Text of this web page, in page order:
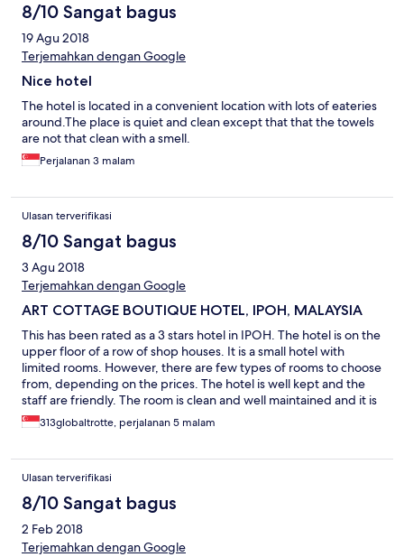
8/10 Sangat bagus
19 Agu 2018
Terjemahkan dengan Google
Nice hotel
The hotel is located in a convenient location with lots of eateries
around.The place is quiet and clean except that that the towels
are not that clean with a smell.
Perjalanan 3 malam
Ulasan terverifikasi
8/10 Sangat bagus
3 Agu 2018
Terjemahkan dengan Google
ART COTTAGE BOUTIQUE HOTEL, IPOH, MALAYSIA
This has been rated as a 3 stars hotel in IPOH. The hotel is on the
upper floor of a row of shop houses. It is a small hotel with
limited rooms. However, there are few types of rooms to choose
from, depending on the prices. The hotel is well kept and the
staff are friendly. The room is clean and well maintained and it is
fairly new so most of the furnishings are good. The bed is
comfortable; and the both room well supplied and clean.
be reviewed, as Ipoh is generally quite HOT and a fridge will
help the guest to have a better stay!!! The location is out of town
and public transport is POOR. GRAB is a GOOD way to move
around, as the taxis are few and DEMAND SKY HIGH FARES !!!
there ARE MANY EATRIES AROUND, apart from two Supermart.
The hotel has NO dinning facility !!! Good stay if one has OWN
313globaltrotte, perjalanan 5 malam
Ulasan terverifikasi
8/10 Sangat bagus
2 Feb 2018
Terjemahkan dengan Google